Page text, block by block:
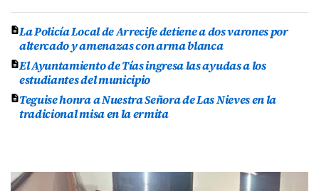
La Policía Local de Arrecife detiene a dos varones por
altercado y amenazas con arma blanca
El Ayuntamiento de Tías ingresa las ayudas a los
estudiantes del municipio
Teguise honra a Nuestra Señora de Las Nieves en la
tradicional misa en la ermita